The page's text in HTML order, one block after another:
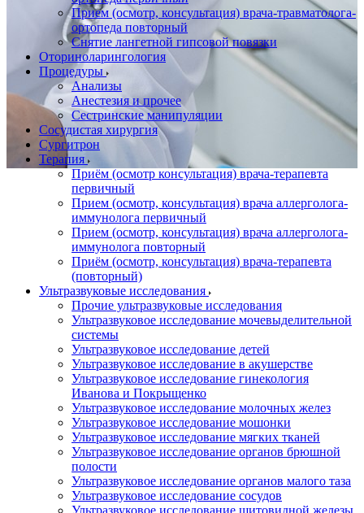
Прием (осмотр, консультация) врача-травматолога-
ортопеда повторный
Снятие лангетной гипсовой повязки
Оториноларингология
Процедуры
Анализы
Анестезия и прочее
Сестринские манипуляции
Сосудистая хирургия
Сургитрон
Терапия
Приём (осмотр консультация) врача-терапевта
первичный
Прием (осмотр, консультация) врача аллерголога-
иммунолога первичный
Прием (осмотр, консультация) врача аллерголога-
иммунолога повторный
Приём (осмотр, консультация) врача-терапевта
(повторный)
Ультразвуковые исследования
Прочие ультразвуковые исследования
Ультразвуковое исследование мочевыделительной
системы
Ультразвуковое исследование детей
Ультразвуковое исследование в акушерстве
Ультразвуковое исследование гинекология
Иванова и Покрыщенко
Ультразвуковое исследование молочных желез
Ультразвуковое исследование мошонки
Ультразвуковое исследование мягких тканей
Ультразвуковое исследование органов брюшной
полости
Ультразвуковое исследование органов малого таза
Ультразвуковое исследование сосудов
Ультразвуковое исследование щитовидной железы